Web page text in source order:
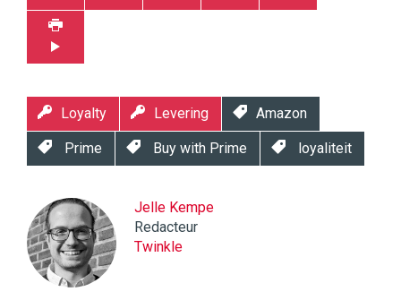
Loyalty Levering Amazon
Prime Buy with Prime loyaliteit
Jelle Kempe
Redacteur
Twinkle